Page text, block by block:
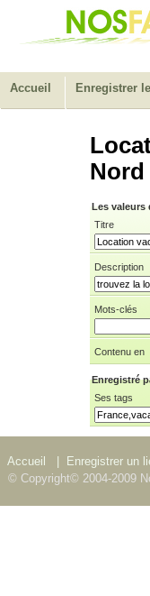
Accueil Enregistrer
Nord
Les valeurs
Titre
Description
Mots-clés
Contenu en
Enregistré
Ses tags
Accueil | Enregistrer un
© Copyright© 2004-2009